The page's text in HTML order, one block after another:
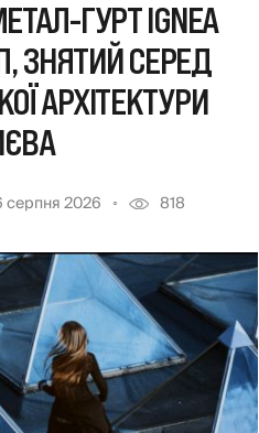
ГУРТ IGNEA
ЗНЯТИЙ СЕРЕД
АРХІТЕКТУРИ
серпня 2026 818